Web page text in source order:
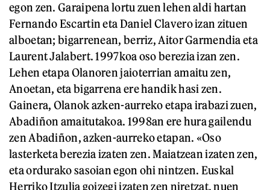
egon zen. Garaipena lortu zuen lehen aldi hartan
Fernando Escartin eta Daniel Clavero izan zituen
alboetan; bigarrenean, berriz, Aitor Garmendia eta
Laurent Jalabert. 1997koa oso berezia izan zen.
Lehen etapa Olanoren jaioterrian amaitu zen,
Anoetan, eta bigarrena ere handik hasi zen.
Gainera, Olanok azken-aurreko etapa irabazi zuen,
Abadiñon amaitutakoa. 1998an ere hura gailendu
zen Abadiñon, azken-aurreko etapan. «Oso
lasterketa berezia izaten zen. Maiatzean izaten zen,
eta ordurako sasoian egon ohi nintzen. Euskal
Herriko Itzulia goizegi izaten zen niretzat, nuen